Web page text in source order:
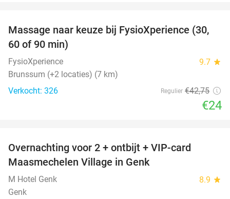
44%
Massage naar keuze bij FysioXperience (30,
60 of 90 min)
FysioXperience 9.7 star
Brunssum (+2 locaties) (7 km)
Verkocht: 326
Regulier €42,75
€24
Overnachting voor 2 + ontbijt + VIP-card
Maasmechelen Village in Genk
M Hotel Genk 8.9 star
Genk